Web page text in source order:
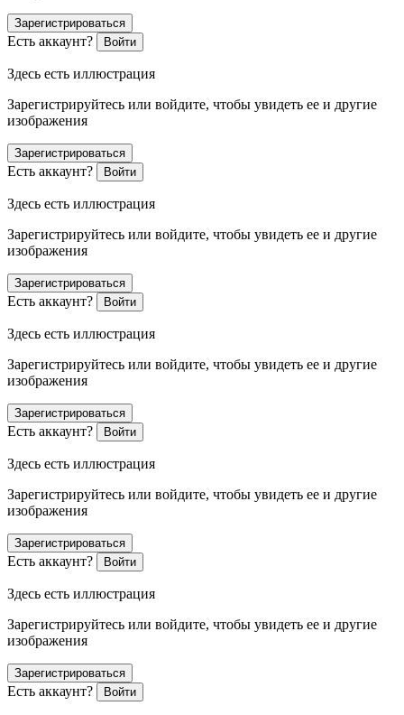
Зарегистрироваться
Есть аккаунт? Войти
Здесь есть иллюстрация
Зарегистрируйтесь или войдите, чтобы увидеть ее и другие
изображения
Зарегистрироваться
Есть аккаунт? Войти
Здесь есть иллюстрация
Зарегистрируйтесь или войдите, чтобы увидеть ее и другие
изображения
Зарегистрироваться
Есть аккаунт? Войти
Здесь есть иллюстрация
Зарегистрируйтесь или войдите, чтобы увидеть ее и другие
изображения
Зарегистрироваться
Есть аккаунт? Войти
Здесь есть иллюстрация
Зарегистрируйтесь или войдите, чтобы увидеть ее и другие
изображения
Зарегистрироваться
Есть аккаунт? Войти
Здесь есть иллюстрация
Зарегистрируйтесь или войдите, чтобы увидеть ее и другие
изображения
Зарегистрироваться
Есть аккаунт? Войти